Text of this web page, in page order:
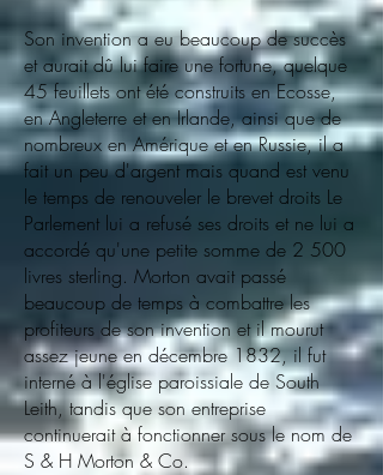
Son invention a eu beaucoup de succès
et aurait dû lui faire une fortune, quelque
45 feuillets ont été construits en Ecosse,
en Angleterre et en Irlande, ainsi que de
nombreux en Amérique et en Russie, il a
fait un peu d'argent mais quand est venu
le temps de renouveler le brevet droits Le
Parlement lui a refusé ses droits et ne lui a
accordé qu'une petite somme de 2 500
livres sterling. Morton avait passé
beaucoup de temps à combattre les
profiteurs de son invention et il mourut
assez jeune en décembre 1832, il fut
interné à l'église paroissiale de South
Leith, tandis que son entreprise
continuerait à fonctionner sous le nom de
S & H Morton & Co.